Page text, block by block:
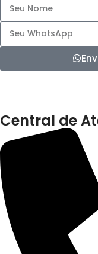
Central de